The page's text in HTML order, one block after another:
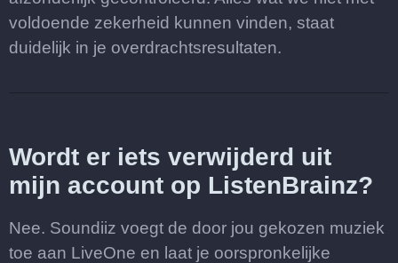
voldoende zekerheid kunnen vinden, staat
duidelijk in je overdrachtsresultaten.
Wordt er iets verwijderd uit
mijn account op ListenBrainz?
Nee. Soundiiz voegt de door jou gekozen muziek
toe aan LiveOne en laat je oorspronkelijke